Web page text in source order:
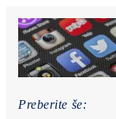
Preberite še: